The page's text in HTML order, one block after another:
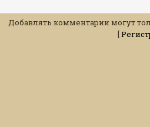
Добавлять комментарии могут
[